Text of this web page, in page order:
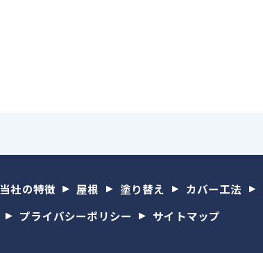
当社の特徴 屋根 塗り替え カバー工法
プライバシーポリシー サイトマップ